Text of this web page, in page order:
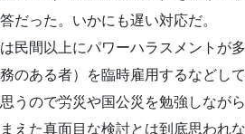
だった。いかにも遅い対応だ。
民間以上にパワーハラスメントが
のある者）を臨時雇用するなどし
うので労災や国公災を勉強しなが
えた真面目な検討とは到底思われな